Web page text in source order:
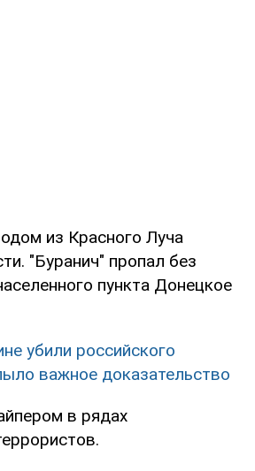
из Красного Луча
"Буранич" пропал без
пункта Донецкое
убили российского
важное доказательство
в рядах